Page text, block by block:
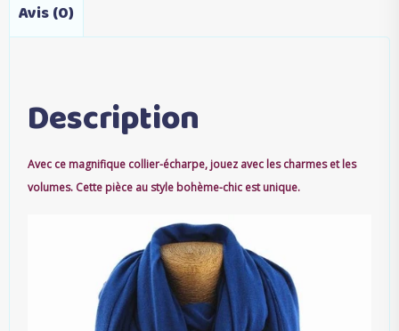
Avis (0)
Description
Avec ce magnifique collier-écharpe, jouez avec les charmes et les
volumes. Cette pièce au style bohème-chic est unique.